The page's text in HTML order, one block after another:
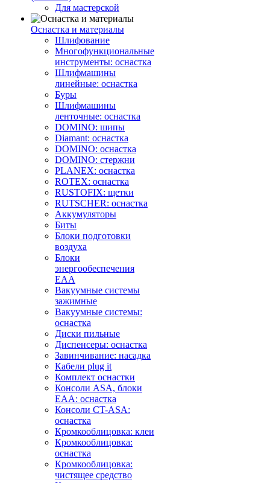
Для мастерской
Оснастка и материалы
Шлифование
Многофункциональные
инструменты: оснастка
Шлифмашины
линейные: оснастка
Буры
Шлифмашины
ленточные: оснастка
DOMINO: шипы
Diamant: оснастка
DOMINO: оснастка
DOMINO: стержни
PLANEX: оснастка
ROTEX: оснастка
RUSTOFIX: щетки
RUTSCHER: оснастка
Аккумуляторы
Биты
Блоки подготовки
воздуха
Блоки
энергообеспечения
EAA
Вакуумные системы
зажимные
Вакуумные системы:
оснастка
Диски пильные
Диспенсеры: оснастка
Завинчивание: насадка
Кабели plug it
Комплект оснастки
Консоли ASA, блоки
EAA: оснастка
Консоли CT-ASA:
оснастка
Кромкооблицовка: клеи
Кромкооблицовка:
оснастка
Кромкооблицовка:
чистящее средство